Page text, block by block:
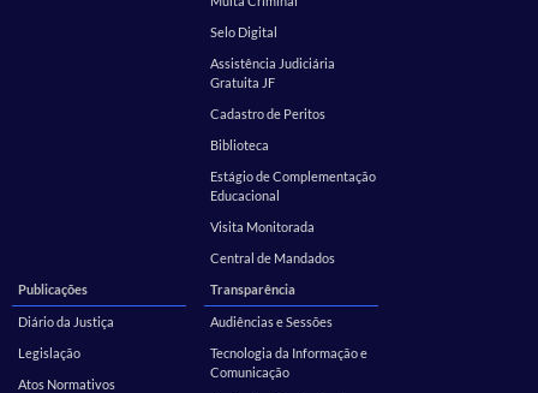
Selo Digital
Assistência Judiciária
Gratuita JF
Cadastro de Peritos
Biblioteca
Estágio de Complementação
Educacional
Visita Monitorada
Central de Mandados
Publicações
Diário da Justiça
Legislação
Atos Normativos
Transparência
Audiências e Sessões
Tecnologia da Informação e
Comunicação